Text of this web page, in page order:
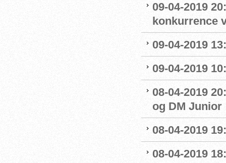
09-04-2019
konkurrence
09-04-2019
09-04-2019
08-04-2019
og DM Junior
08-04-2019
08-04-2019